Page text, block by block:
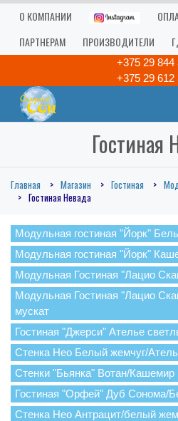
О КОМПАНИИ
ПАРТНЕРАМ
ПРОИЗВОДИТЕЛИ
+375 29 844
+375 29 612
Гостиная
Главная Магазин Гостиная
Гостиная Невада
Модульная гостиная "Йорк"
Модульная гостиная "Йорк"
Модульная Гостиная "Лацио
Модульная Гостиная "Лацио
мускат
Гостиная "Джерси" Ателье
Стенка Нео Белый жемчуг/
Стенки "Бьянка" Вотан/Кашемир
Гостиная "Орфей" Дуб Сонома/
Стенка Нео Антрацит/белый